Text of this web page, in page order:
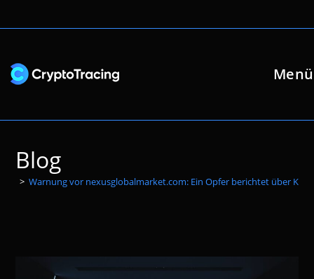
Inhalt
Menü
Blog
> Warnung vor nexusglobalmarket.com: Ein Opfer berichtet über